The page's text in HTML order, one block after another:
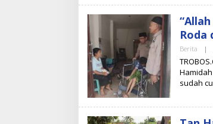
Roda
Berita |
sudah